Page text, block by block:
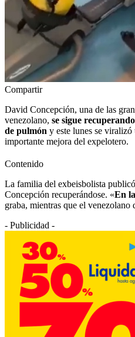
Compartir
David Concepción, una de las
venezolano, se sigue
de pulmón y este lunes se
importante mejora del expelotero.
Contenido
La familia del exbeisbolista
Concepción recuperándose. «En
graba, mientras que el venezolano
- Publicidad -